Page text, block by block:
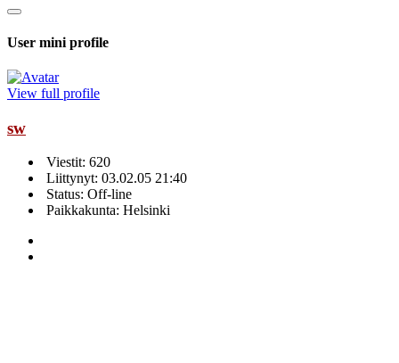
User mini profile
View full profile
sw
Viestit: 620
Liittynyt: 03.02.05 21:40
Status: Off-line
Paikkakunta: Helsinki